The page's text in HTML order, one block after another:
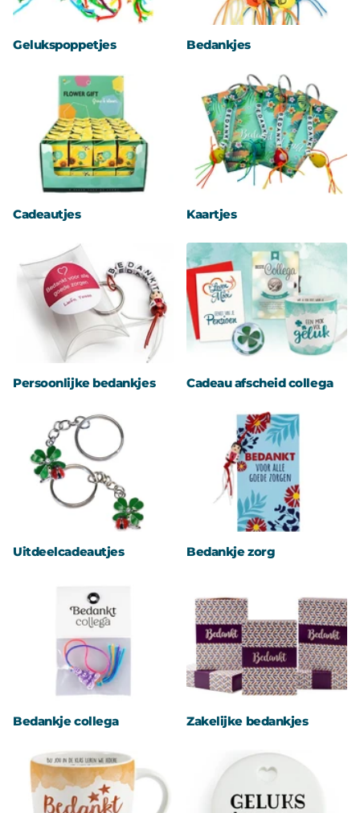
Gelukspoppetjes Bedankjes
Cadeautjes Kaartjes
Persoonlijke bedankjes Cadeau afscheid collega
Uitdeelcadeautjes Bedankje zorg
Bedankje collega Zakelijke bedankjes